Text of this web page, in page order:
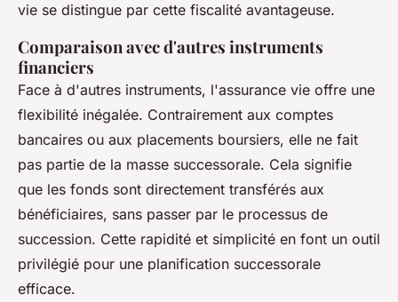
vie se distingue par cette fiscalité avantageuse.
Comparaison avec d'autres instruments
financiers
Face à d'autres instruments, l'assurance vie offre une
flexibilité inégalée. Contrairement aux comptes
bancaires ou aux placements boursiers, elle ne fait
pas partie de la masse successorale. Cela signifie
que les fonds sont directement transférés aux
bénéficiaires, sans passer par le processus de
succession. Cette rapidité et simplicité en font un outil
privilégié pour une planification successorale
efficace.